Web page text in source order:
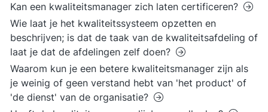
Kan een kwaliteitsmanager zich laten certificeren?
Wie laat je het kwaliteitssysteem opzetten en
beschrijven; is dat de taak van de kwaliteitsafdeling of
laat je dat de afdelingen zelf doen?
Waarom kun je een betere kwaliteitsmanager zijn als
je weinig of geen verstand hebt van 'het product' of
'de dienst' van de organisatie?